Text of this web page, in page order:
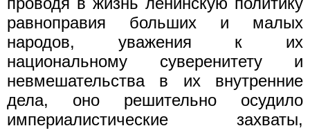
равноправия больших и малых
народов, уважения к их
национальному суверенитету и
невмешательства в их внутренние
дела, оно решительно осудило
империалистические захваты,